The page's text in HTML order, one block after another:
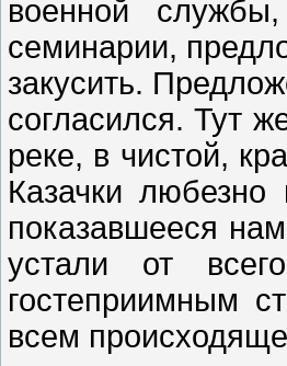
военной
семинарии,
закусить.
согласился. Тут
реке, в чистой,
Казачки
показавшееся
устали от
гостеприимным
всем